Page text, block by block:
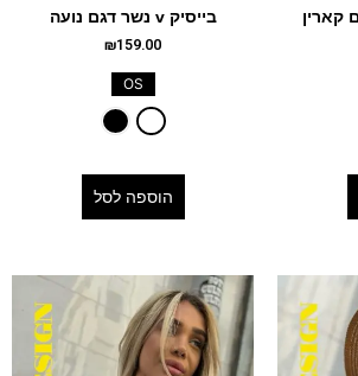
בייסיק v נשר דגם נועה
₪159.00
OS
הוספה לסל